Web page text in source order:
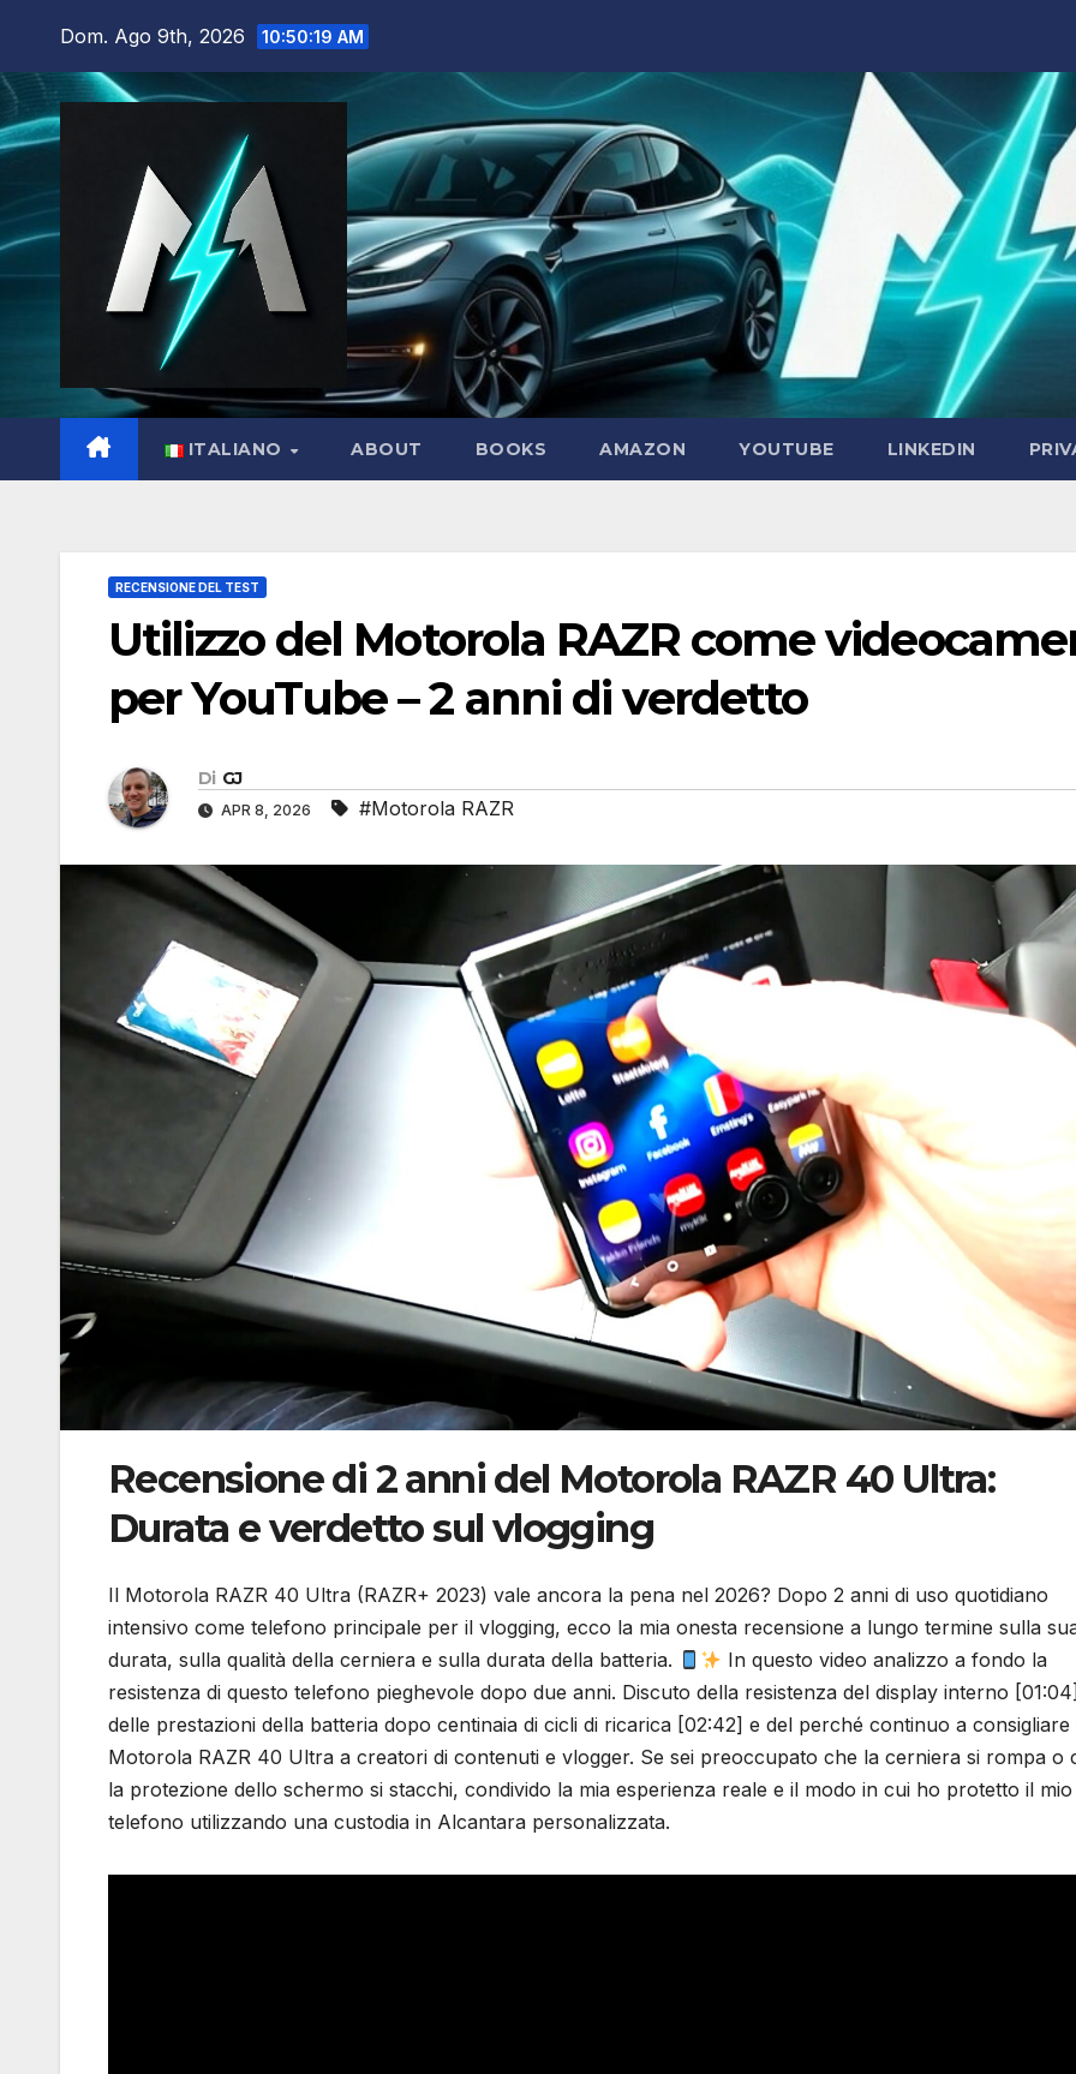
contenuto
Dom. Ago 9th, 2026 10:50:20 AM
ITALIANO ABOUT BOOKS AMAZON YOUTUBE LINKEDIN
RECENSIONE DEL TEST
Utilizzo del Motorola RAZR come
per YouTube – 2 anni di verdetto
Di GJ
APR 8, 2026 #Motorola RAZR
Recensione di 2 anni del Motorola RAZR 40 Ultra:
Durata e verdetto sul vlogging
Il Motorola RAZR 40 Ultra (RAZR+ 2023) vale ancora la pena nel 2026? Dopo 2 anni di uso quotidiano
intensivo come telefono principale per il vlogging, ecco la mia onesta recensione a lungo termine sulla
durata, sulla qualità della cerniera e sulla durata della batteria.
In questo video analizzo a fondo la
resistenza di questo telefono pieghevole dopo due anni. Discuto della resistenza del display interno
delle prestazioni della batteria dopo centinaia di cicli di ricarica [02:42] e del perché continuo a consigliare
Motorola RAZR 40 Ultra a creatori di contenuti e vlogger. Se sei preoccupato che la cerniera si rompa o
la protezione dello schermo si stacchi, condivido la mia esperienza reale e il modo in cui ho protetto il mio
telefono utilizzando una custodia in Alcantara personalizzata.